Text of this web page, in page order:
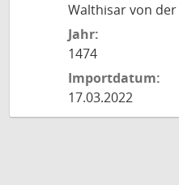
Walthisar von der
Jahr:
1474
Importdatum:
17.03.2022